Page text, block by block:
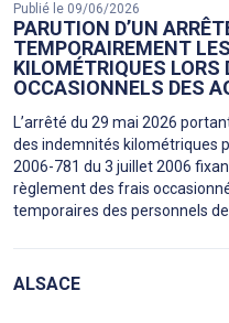
Publié le 09/06/2026
PARUTION D’UN
TEMPORAIREMENT
KILOMÉTRIQUES LORS
OCCASIONNELS DES
L’arrêté du 29 mai 2026
des indemnités kilométriques
2006-781 du 3 juillet 2006
règlement des frais
temporaires des personnels
ALSACE